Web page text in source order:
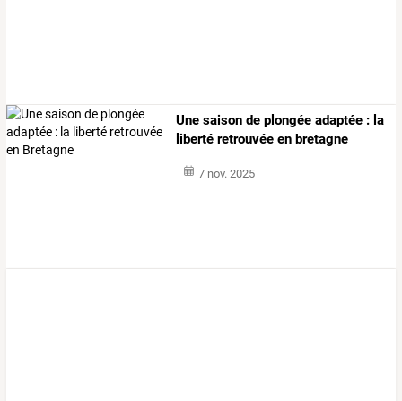
Une saison de plongée adaptée : la
liberté retrouvée en bretagne
7 nov. 2025